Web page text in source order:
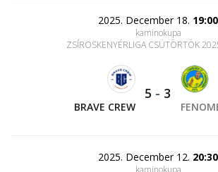
2025. December 18. 19:00
kaminokupa
ZSÍROSKENYÉRLIGA CSÜTÖRTÖK
BRAVE CREW
5 - 3
2025. December 12. 20:30